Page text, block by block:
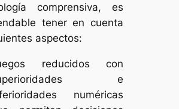
comprensiva, es
tener en cuenta
aspectos:
reducidos con
e
numéricas